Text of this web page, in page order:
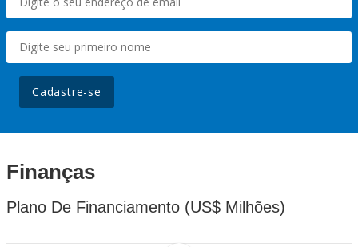
Cadastre-se
Finanças
Plano De Financiamento (US$ Milhões)